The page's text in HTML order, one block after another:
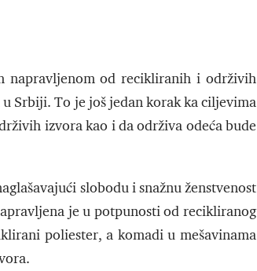
napravljenom od recikliranih i održivih
Srbiji. To je još jedan korak ka ciljevima
izvora kao i da održiva odeća bude
slobodu i snažnu ženstvenost
je u potpunosti od recikliranog
poliester, a komadi u mešavinama